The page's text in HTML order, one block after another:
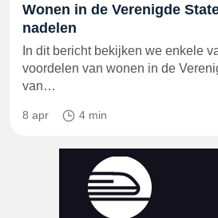
Wonen in de Verenigde
nadelen
In dit bericht bekijken we enkele
voordelen van wonen in de
van…
8 apr 4 min